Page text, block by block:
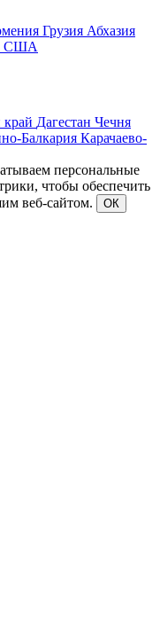
Грузия Абхазия
США
край Дагестан Чечня
Балкария Карачаево-
персональные
чтобы обеспечить
веб-сайтом.
ОК